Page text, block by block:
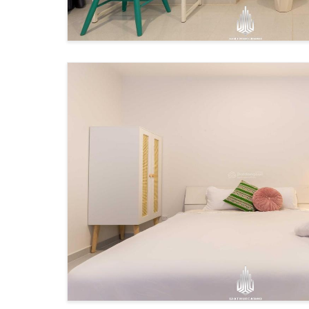
Cho thuê căn hộ Zenity
Cho thuê căn hộ Chung cư 10A Trần Nhật
Duật
Cho thuê căn hộ Madison
Cho thuê căn hộ The Lancaster
Cho thuê căn hộ Indochina Park Tower
Cho thuê căn hộ Grand Marina Saigon
Cho thuê căn hộ Lancaster Legacy
Cho thuê căn hộ Centennial
Cho thuê căn hộ The Grand Manhattan
Cho thuê căn hộ Soho Residence
Cho thuê căn hộ IFC One Saigon